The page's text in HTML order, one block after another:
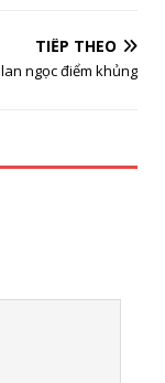
TIẾP THEO
ngọc điểm khủng